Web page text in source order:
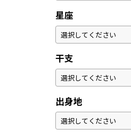
星座
干支
出身地